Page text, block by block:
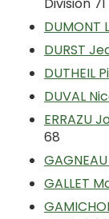
DUMONT
DURST
DUTHEIL
DUVAL
ERRAZU
68
GALLET